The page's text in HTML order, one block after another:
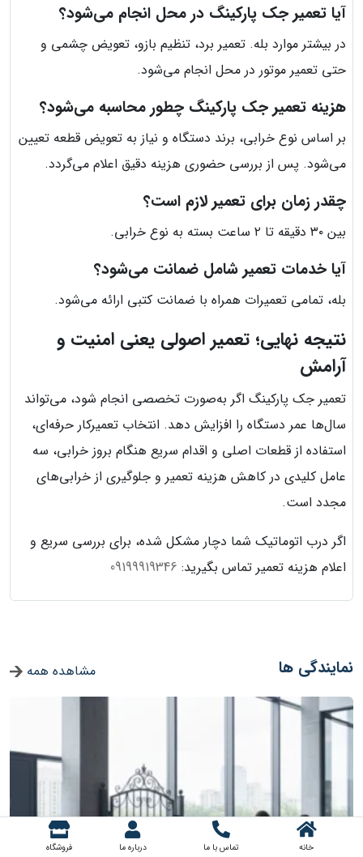
آیا تعمیر جک پارکینگ در محل انجام می‌شود؟
در بیشتر موارد بله. تعمیر برد، تنظیم بازو، تعویض چشمی و
حتی تعمیر موتور در محل انجام می‌شود.
هزینه تعمیر جک پارکینگ چطور محاسبه می‌شود؟
بر اساس نوع خرابی، برند دستگاه و نیاز به تعویض قطعه تعیین
می‌شود. پس از بررسی حضوری هزینه دقیق اعلام می‌گردد.
چقدر زمان برای تعمیر لازم است؟
بین ۳۰ دقیقه تا ۲ ساعت بسته به نوع خرابی.
آیا خدمات تعمیر شامل ضمانت می‌شود؟
بله، تمامی تعمیرات همراه با ضمانت کتبی ارائه می‌شود.
نتیجه نهایی؛ تعمیر اصولی یعنی امنیت و
آرامش
تعمیر جک پارکینگ اگر به‌صورت تخصصی انجام شود، می‌تواند
سال‌ها عمر دستگاه را افزایش دهد. انتخاب تعمیرکار حرفه‌ای،
استفاده از قطعات اصلی و اقدام سریع هنگام بروز خرابی، سه
عامل کلیدی در کاهش هزینه تعمیر و جلوگیری از خرابی‌های
مجدد است.
اگر درب اتوماتیک شما دچار مشکل شده، برای بررسی سریع و
اعلام هزینه تعمیر تماس بگیرید: 09199919346
نمایندگی ها مشاهده همه
خانه تماس با ما درباره ما فروشگاه